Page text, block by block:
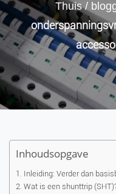
Thuis/
Inhoudsopgave
Inleiding: Verder dan
Wat is een shunttrip